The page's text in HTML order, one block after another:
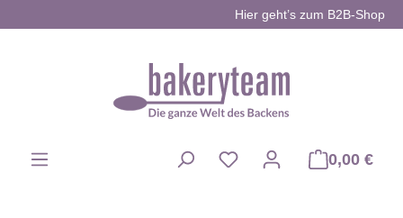
Hier geht’s zum B2B-Shop
0,00 €